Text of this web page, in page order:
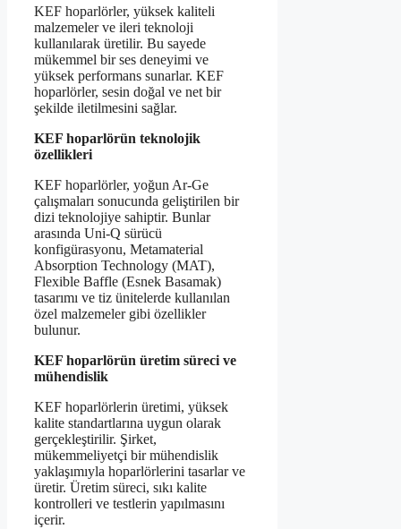
KEF hoparlörler, yüksek kaliteli
malzemeler ve ileri teknoloji
kullanılarak üretilir. Bu sayede
mükemmel bir ses deneyimi ve
yüksek performans sunarlar. KEF
hoparlörler, sesin doğal ve net bir
şekilde iletilmesini sağlar.
KEF hoparlörün teknolojik
özellikleri
KEF hoparlörler, yoğun Ar-Ge
çalışmaları sonucunda geliştirilen bir
dizi teknolojiye sahiptir. Bunlar
arasında Uni-Q sürücü
konfigürasyonu, Metamaterial
Absorption Technology (MAT),
Flexible Baffle (Esnek Basamak)
tasarımı ve tiz ünitelerde kullanılan
özel malzemeler gibi özellikler
bulunur.
KEF hoparlörün üretim süreci ve
mühendislik
KEF hoparlörlerin üretimi, yüksek
kalite standartlarına uygun olarak
gerçekleştirilir. Şirket,
mükemmeliyetçi bir mühendislik
yaklaşımıyla hoparlörlerini tasarlar ve
üretir. Üretim süreci, sıkı kalite
kontrolleri ve testlerin yapılmasını
içerir.